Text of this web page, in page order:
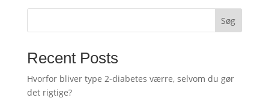
Søg
Recent Posts
Hvorfor bliver type 2-diabetes værre, selvom du gør
det rigtige?